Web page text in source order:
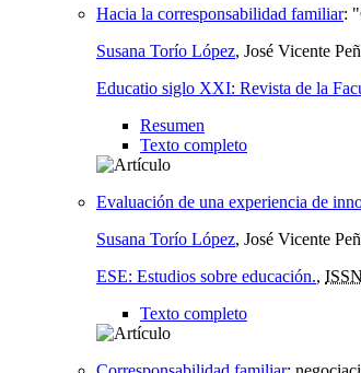
Hacia la corresponsabilidad familiar:
Susana Torío López, José Vicente
Educatio siglo XXI: Revista de la
Resumen
Texto completo
Evaluación de una experiencia de
Susana Torío López, José Vicente
ESE: Estudios sobre educación., ISSN
Texto completo